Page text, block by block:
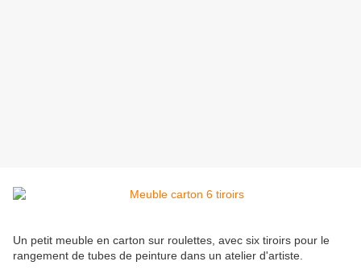
Un petit meuble en carton sur roulettes, avec six tiroirs pour le
rangement de tubes de peinture dans un atelier d'artiste.